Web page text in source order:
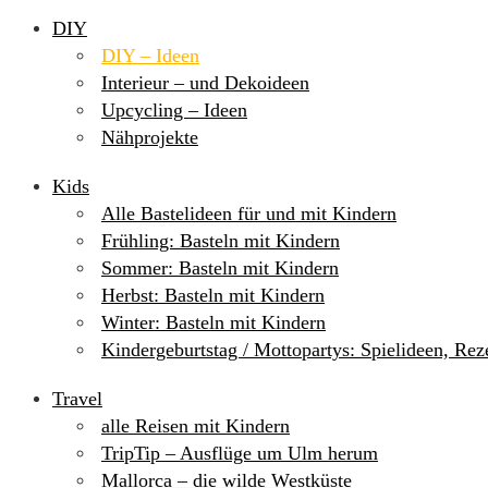
DIY
DIY – Ideen
Interieur – und Dekoideen
Upcycling – Ideen
Nähprojekte
Kids
Alle Bastelideen für und mit Kindern
Frühling: Basteln mit Kindern
Sommer: Basteln mit Kindern
Herbst: Basteln mit Kindern
Winter: Basteln mit Kindern
Kindergeburtstag / Mottopartys: Spielideen,
Travel
alle Reisen mit Kindern
TripTip – Ausflüge um Ulm herum
Mallorca – die wilde Westküste